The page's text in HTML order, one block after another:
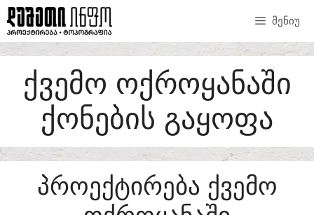
SKIP
TO
CONTENT
ᲛᲔᲜᲘᲣ
ᲥᲕᲔᲛᲝ ᲝᲥᲠᲝᲧᲐᲜᲐᲨᲘ
ᲥᲝᲜᲔᲑᲘᲡ ᲒᲐᲧᲝᲤᲐ
ᲞᲠᲝᲔᲥᲢᲘᲠᲔᲑᲐ ᲥᲕᲔᲛᲝ